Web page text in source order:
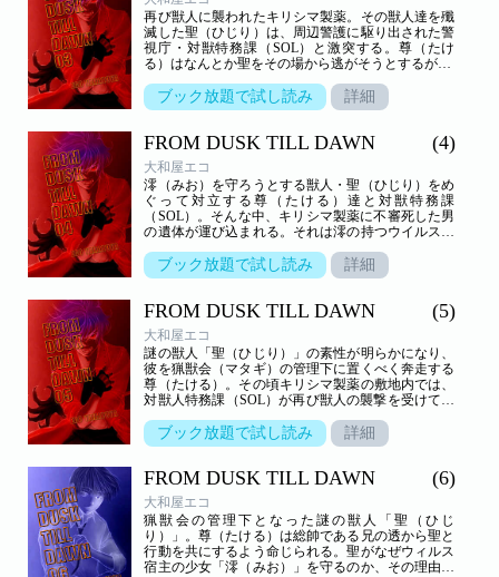
再び獣人に襲われたキリシマ製薬。その獣人達を殲
滅した聖（ひじり）は、周辺警護に駆り出された警
視庁・対獣特務課（SOL）と激突する。尊（たけ
る）はなんとか聖をその場から逃がそうとするが…
ブック放題で試し読み 詳細
FROM DUSK TILL DAWN (4)
大和屋エコ
澪（みお）を守ろうとする獣人・聖（ひじり）をめ
ぐって対立する尊（たける）達と対獣特務課
（SOL）。そんな中、キリシマ製薬に不審死した男
の遺体が運び込まれる。それは澪の持つウイルスが
ブック放題で試し読み 詳細
FROM DUSK TILL DAWN (5)
大和屋エコ
謎の獣人「聖（ひじり）」の素性が明らかになり、
彼を猟獣会（マタギ）の管理下に置くべく奔走する
尊（たける）。その頃キリシマ製薬の敷地内では、
対獣人特務課（SOL）が再び獣人の襲撃を受けてい
ブック放題で試し読み 詳細
FROM DUSK TILL DAWN (6)
大和屋エコ
猟獣会の管理下となった謎の獣人「聖（ひじ
り）」。尊（たける）は総帥である兄の透から聖と
行動を共にするよう命じられる。聖がなぜウィルス
宿主の少女「澪（みお）」を守るのか、その理由を